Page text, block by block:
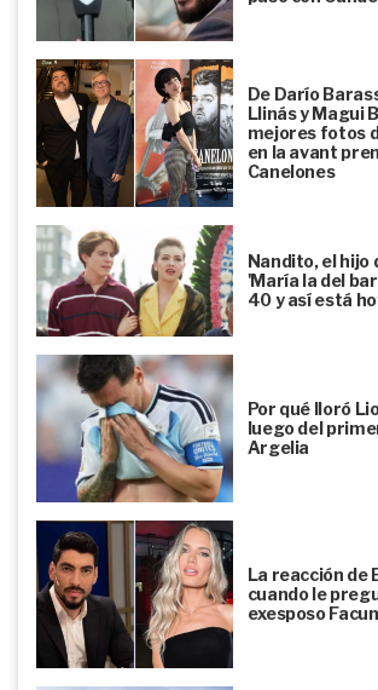
De Darío
Llinás y Magui
mejores fotos
en la avant
Canelones
Nandito, el hijo
'María la del
40 y así está
Por qué lloró
luego del
Argelia
La reacción de
cuando le
exesposo